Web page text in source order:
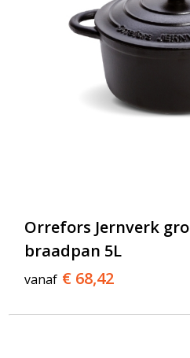
Orrefors Jernverk
braadpan 5L
vanaf € 68,42